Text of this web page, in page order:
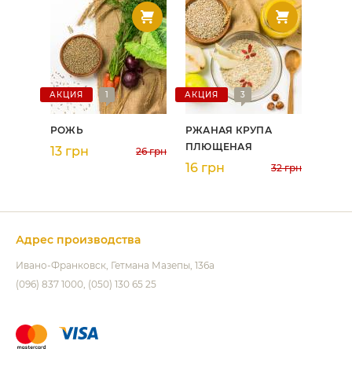
АКЦИЯ 1
РОЖЬ
13 грн 26 грн
АКЦИЯ 3
РЖАНАЯ КРУПА
ПЛЮЩЕНАЯ
16 грн 32 грн
Адрес производства
Ивано-Франковск Гетмана Мазепы, 136а
(096) 837 1000 (050) 130 65 25